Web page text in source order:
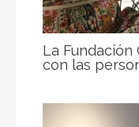
La
con las